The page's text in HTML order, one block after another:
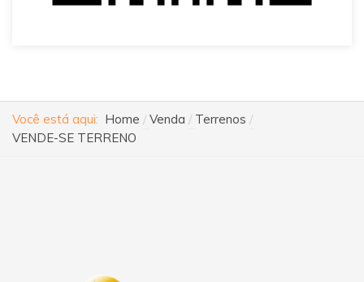
Você está aqui: Home Venda
Terrenos
VENDE-SE TERRENO